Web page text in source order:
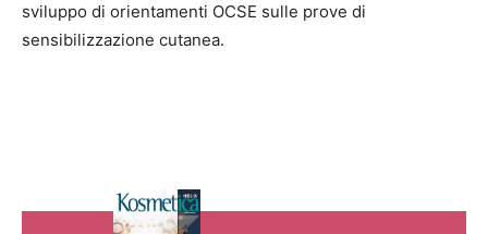
sviluppo di orientamenti OCSE sulle prove di
sensibilizzazione cutanea.